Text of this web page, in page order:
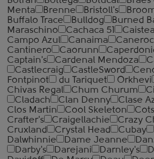
Menta
Brenne Bristoll's
Buffalo Trace
Bulldog Burned
Maraschino
Cachaca 51
Campo Azul
Canaima
Cantinero
Caorunn
Captain's
Cardenal Mendoza
Castlecraig
CastleSword
Fontpinot
du Tariquet Orkhevi
Chivas Regal
Chum Churum
Cladach
Clan Denny Clase
Clos Martin
Cool Skeleton
Crafter's
Craigellachie Crazy
Cruxland
Crystal Head Cubay
Dalwhinnie
Dame Jeanne
Darby's
Darejani Darnley's